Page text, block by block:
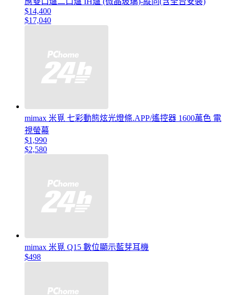
$14,400
$17,040
mimax 米覓 七彩動態炫光燈條.APP/遙控器 1600萬色 電
視螢幕
$1,990
$2,580
mimax 米覓 Q15 數位顯示藍芽耳機
$498